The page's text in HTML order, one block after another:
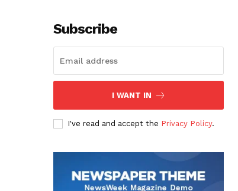
Subscribe
I WANT IN
I've read and accept the Privacy Policy.